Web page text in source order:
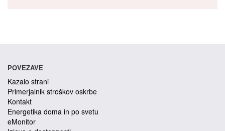
POVEZAVE
Kazalo strani
Primerjalnik stroškov oskrbe
Kontakt
Energetika doma in po svetu
eMonitor